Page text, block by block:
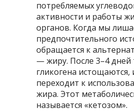
потребляемых
активности и работы
органов. Когда мы
предпочтительного
обращается к
— жиру. После 3–4 дней
гликогена истощаются,
переходит к
жира. Этот
называется «кетозом».